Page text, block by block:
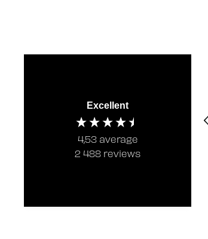
Excellent
4,53 average
2 488 reviews
Hyvä ja ystävällinen
palvelu